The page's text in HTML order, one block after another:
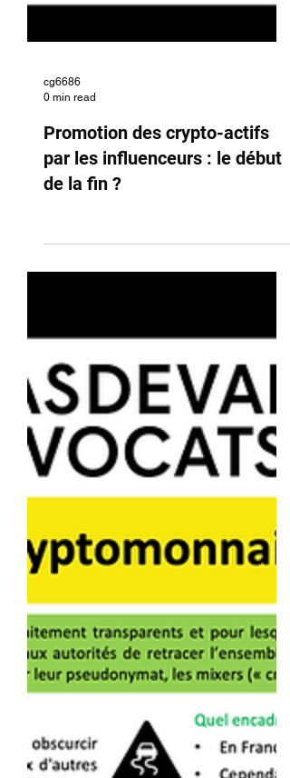
0 min read
Promotion des crypto-actifs
par les influenceurs : le début